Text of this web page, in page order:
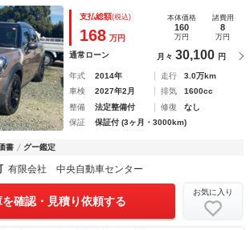
アリング パワーウィンドウ 運転席エ
バッグ
支払総額(税込)
168 万円
本体価格
160
万円
諸費用
8
万円
通常ローン 月々 30,100 円
年式 2014年 走行
3.0万km
車検
2027年2月 排気
1600cc
整備
法定整備付 修復
なし
保証
保証付 (3ヶ月・3000km)
書 グー鑑定
有限会社 中央自動車センター
を確認・見積り依頼する
お気に入り